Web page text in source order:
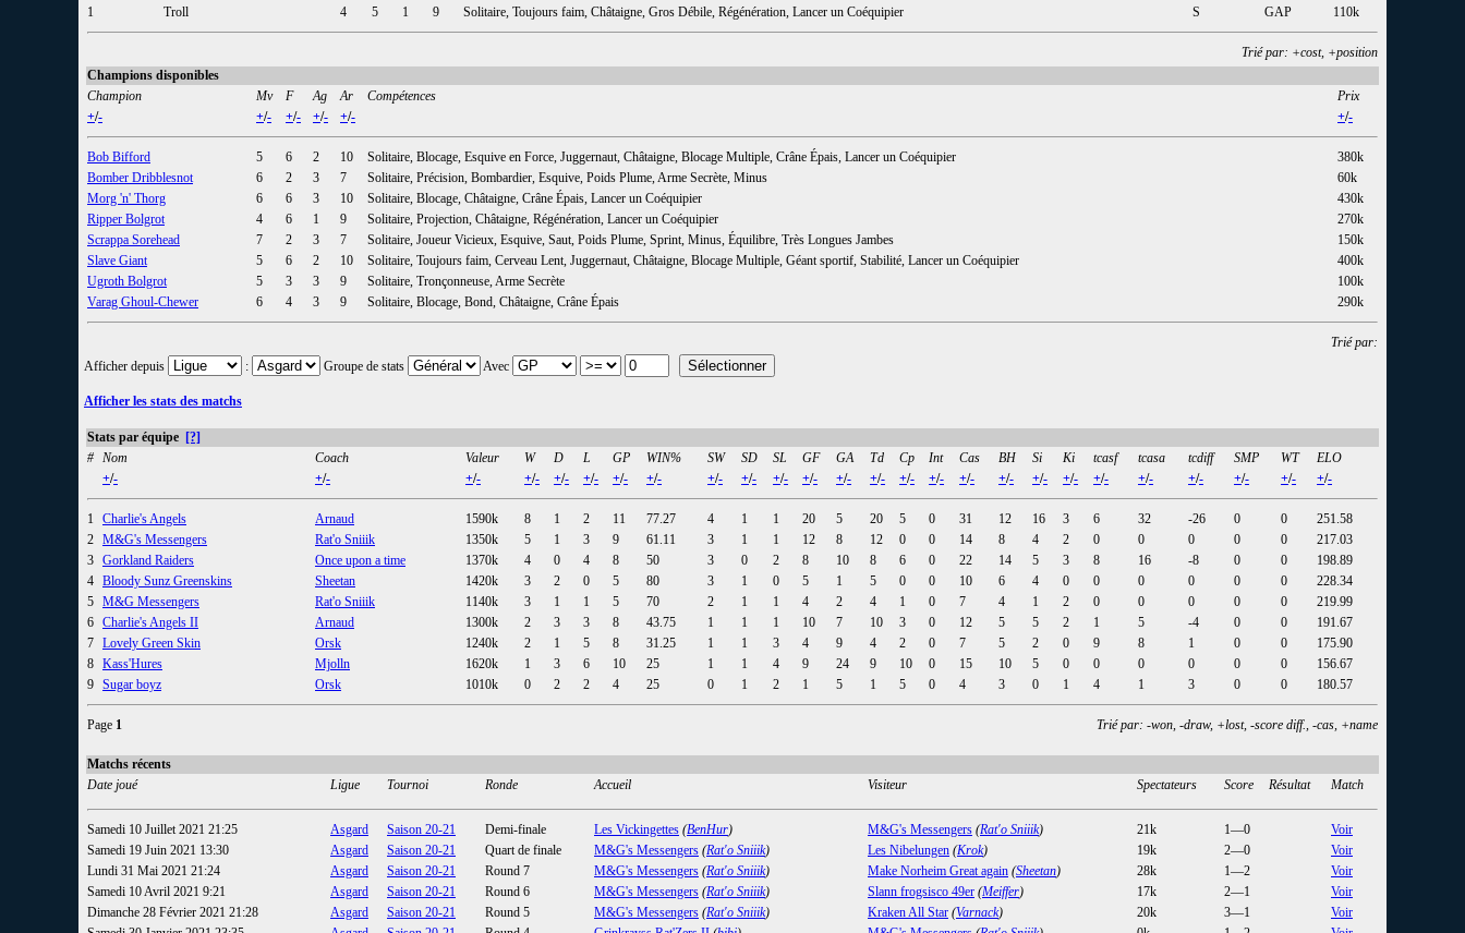
1
Troll 4 5 1 9 Solitaire, Toujours faim, Châtaigne, Gros Débile, Régénération, Lancer un Coéquipier S GAP 110k
Trié par: +cost, +position
Champions disponibles
Champion
Mv F Ag Ar Compétences
Prix
+/- +/- +/- +/- +/- +/-
Bob Bifford 5 6 2 10 Solitaire, Blocage, Esquive en Force, Juggernaut, Châtaigne, Blocage Multiple, Crâne Épais, Lancer un Coéquipier
380k
Bomber Dribblesnot
6 2 3 7 Solitaire, Précision, Bombardier, Esquive, Poids Plume, Arme Secrète, Minus
60k
Morg 'n' Thorg
6 6 3 10 Solitaire, Blocage, Châtaigne, Crâne Épais, Lancer un Coéquipier
430k
Ripper Bolgrot
4 6 1 9 Solitaire, Projection, Châtaigne, Régénération, Lancer un Coéquipier
270k
Scrappa Sorehead
7 2 3 7 Solitaire, Joueur Vicieux, Esquive, Saut, Poids Plume, Sprint, Minus, Équilibre, Très Longues Jambes
150k
Slave Giant
5 6 2 10 Solitaire, Toujours faim, Cerveau Lent, Juggernaut, Châtaigne, Blocage Multiple, Géant sportif, Stabilité, Lancer un Coéquipier
400k
Ugroth Bolgrot
5 3 3 9 Solitaire, Tronçonneuse, Arme Secrète
100k
Varag Ghoul-Chewer
6 4 3 9 Solitaire, Blocage, Bond, Châtaigne, Crâne Épais 290k
Trié par:
Afficher depuis
: Groupe de stats Avec
Afficher les stats des matchs
Stats par équipe [?]
# Nom Coach Valeur W D L GP WIN% SW SD SL GF GA Td Cp Int Cas BH Si Ki tcasf tcasa tcdiff SMP WT
ELO
+/- +/- +/- +/- +/- +/- +/- +/- +/- +/- +/- +/- +/- +/- +/- +/- +/- +/- +/- +/- +/- +/- +/- +/- +/- +/-
1 Charlie's Angels Arnaud 1590k 8 1 2 11 77.27 4 1 1 20 5 20 5 0 31 12 16 3 6 32 -26 0 0
251.58
2 M&G's Messengers Rat'o Sniiik 1350k 5 1 3 9 61.11 3 1 1 12 8 12 0 0 14 8 4 2 0 0 0 0 0
217.03
3 Gorkland Raiders Once upon a time 1370k 4 0 4 8 50 3 0 2 8 10 8 6 0 22 14 5 3 8 16 -8 0 0
198.89
4 Bloody Sunz Greenskins Sheetan 1420k 3 2 0 5 80 3 1 0 5 1 5 0 0 10 6 4 0 0 0 0 0 0
228.34
5 M&G Messengers Rat'o Sniiik 1140k 3 1 1 5 70 2 1 1 4 2 4 1 0 7 4 1 2 0 0 0 0 0
219.99
6 Charlie's Angels II Arnaud 1300k 2 3 3 8 43.75 1 1 1 10 7 10 3 0 12 5 5 2 1 5 -4 0 0
191.67
7 Lovely Green Skin Orsk 1240k 2 1 5 8 31.25 1 1 3 4 9 4 2 0 7 5 2 0 9 8 1 0 0
175.90
8 Kass'Hures Mjolln 1620k 1 3 6 10 25 1 1 4 9 24 9 10 0 15 10 5 0 0 0 0 0 0
156.67
9 Sugar boyz Orsk 1010k 0 2 2 4 25 0 1 2 1 5 1 5 0 4 3 0 1 4 1 3 0 0 180.57
Page 1 Trié par: -won, -draw, +lost, -score diff., -cas, +name
Matchs récents
Date joué
Ligue Tournoi Ronde Accueil Visiteur Spectateurs Score Résultat Match
Samedi 10 Juillet 2021 21:25 Asgard Saison 20-21 Demi-finale Les Vickingettes (BenHur) M&G's Messengers (Rat'o Sniiik) 21k 1—0
Voir
Samedi 19 Juin 2021 13:30
Asgard Saison 20-21 Quart de finale M&G's Messengers (Rat'o Sniiik) Les Nibelungen (Krok) 19k 2—0
Voir
Lundi 31 Mai 2021 21:24
Asgard Saison 20-21 Round 7 M&G's Messengers (Rat'o Sniiik) Make Norheim Great again (Sheetan) 28k 1—2
Voir
Samedi 10 Avril 2021 9:21
Asgard Saison 20-21 Round 6 M&G's Messengers (Rat'o Sniiik) Slann frogsisco 49er (Meiffer) 17k 2—1
Voir
Dimanche 28 Février 2021 21:28
Asgard Saison 20-21 Round 5 M&G's Messengers (Rat'o Sniiik) Kraken All Star (Varnack) 20k 3—1
Voir